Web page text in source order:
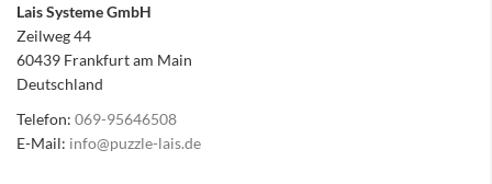
Lais Systeme GmbH
Zeilweg 44
60439 Frankfurt am Main
Deutschland
Telefon: 069-95646508
E-Mail: info@puzzle-lais.de